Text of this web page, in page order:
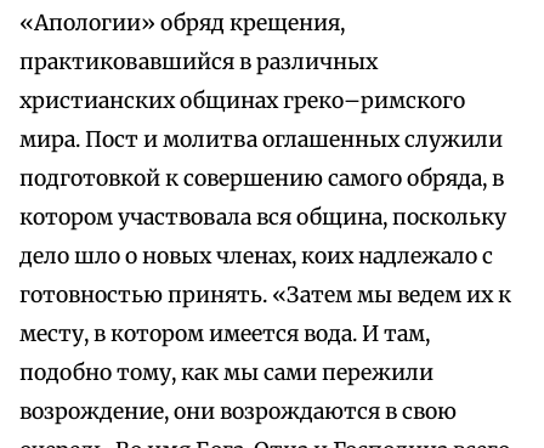
«Апологии» обряд крещения,
практиковавшийся в различных
христианских общинах греко–римского
мира. Пост и молитва оглашенных служили
подготовкой к совершению самого обряда, в
котором участвовала вся община, поскольку
дело шло о новых членах, коих надлежало с
готовностью принять. «Затем мы ведем их к
месту, в котором имеется вода. И там,
подобно тому, как мы сами пережили
возрождение, они возрождаются в свою